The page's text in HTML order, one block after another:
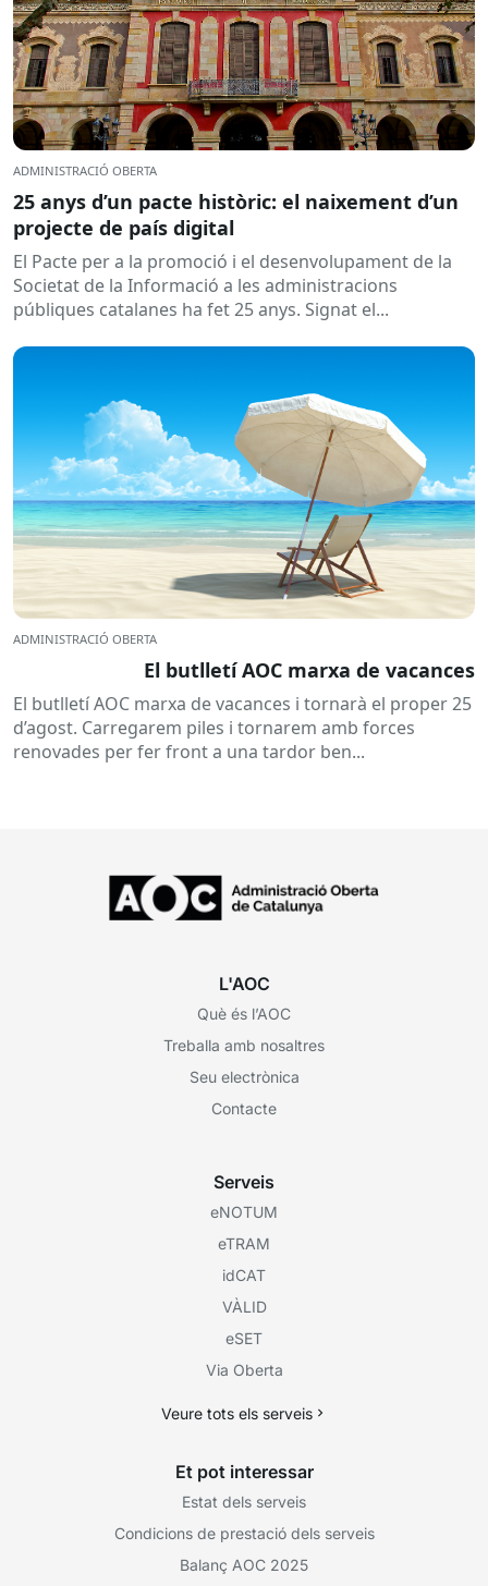
ADMINISTRACIÓ OBERTA
25 anys d’un pacte històric: el naixement d’un
projecte de país digital
El Pacte per a la promoció i el desenvolupament de la
Societat de la Informació a les administracions
públiques catalanes ha fet 25 anys. Signat el...
ADMINISTRACIÓ OBERTA
El butlletí AOC marxa de vacances
El butlletí AOC marxa de vacances i tornarà el proper 25
d’agost. Carregarem piles i tornarem amb forces
renovades per fer front a una tardor ben...
L'AOC
Què és l’AOC
Treballa amb nosaltres
Seu electrònica
Contacte
Serveis
eNOTUM
eTRAM
idCAT
VÀLID
eSET
Via Oberta
Veure tots els serveis
Et pot interessar
Estat dels serveis
Condicions de prestació dels serveis
Balanç AOC 2025